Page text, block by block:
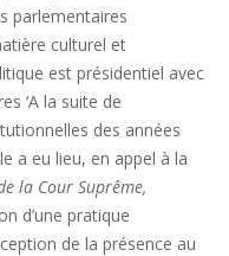
parlementaires
culturel et
est présidentiel avec
‘A la suite de
des années
a eu lieu, en appel à la
la Cour Suprême,
d’une pratique
de la présence au